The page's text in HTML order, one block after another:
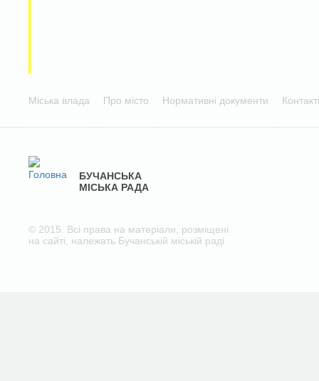
Міська влада Про місто Нормативні документи
БУЧАНСЬКА
МІСЬКА РАДА
© 2015. Всі права на матеріали, розміщені
на сайті, належать Бучанській міській раді